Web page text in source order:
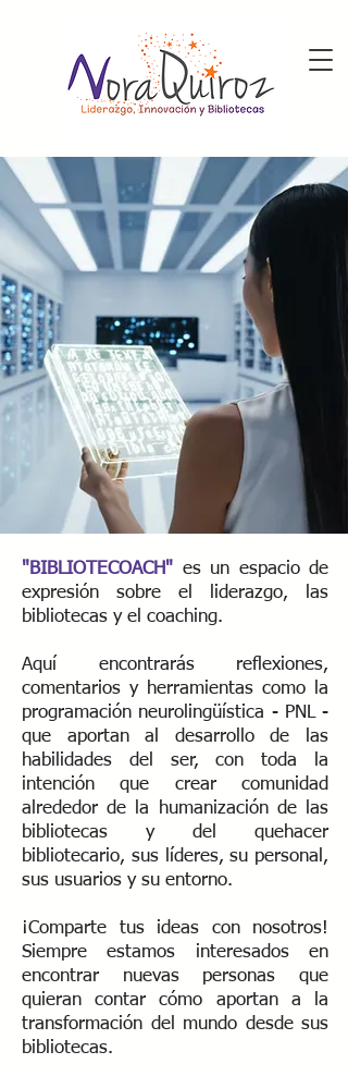
"BIBLIOTECOACH" es un espacio de
expresión sobre el liderazgo, las
bibliotecas y el coaching.
Aquí encontrarás reflexiones,
comentarios y herramientas como la
programación neurolingüística - PNL -
que aportan al desarrollo de las
habilidades del ser, con toda la
intención que crear comunidad
alrededor de la humanización de las
bibliotecas y del quehacer
bibliotecario, sus líderes, su personal,
sus usuarios y su entorno.
¡Comparte tus ideas con nosotros!
Siempre estamos interesados ​​en
encontrar nuevas personas que
quieran contar cómo aportan a la
transformación del mundo desde sus
bibliotecas.